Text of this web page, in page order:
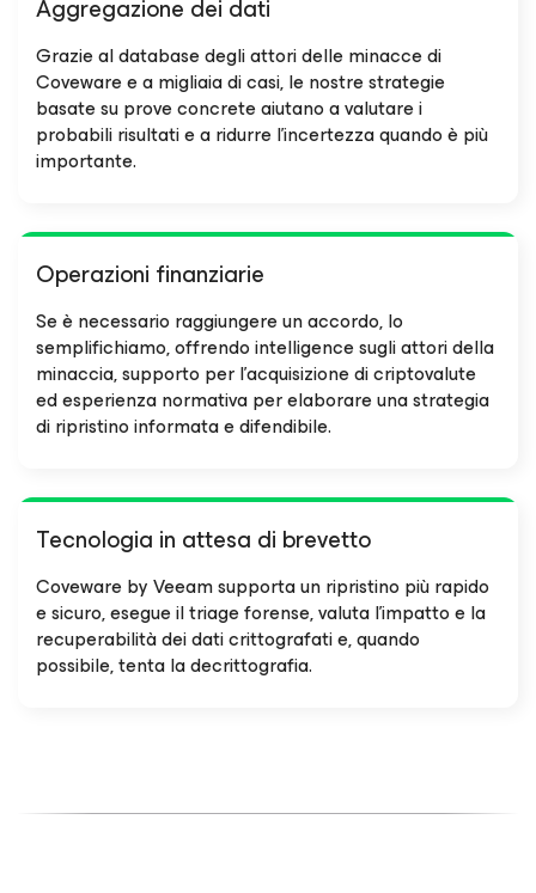
Aggregazione dei dati
Grazie al database degli attori delle minacce di
Coveware e a migliaia di casi, le nostre strategie
basate su prove concrete aiutano a valutare i
probabili risultati e a ridurre l'incertezza quando è più
importante.
Operazioni finanziarie
Se è necessario raggiungere un accordo, lo
semplifichiamo, offrendo intelligence sugli attori della
minaccia, supporto per l'acquisizione di criptovalute
ed esperienza normativa per elaborare una strategia
di ripristino informata e difendibile.
Tecnologia in attesa di brevetto
Coveware by Veeam supporta un ripristino più rapido
e sicuro, esegue il triage forense, valuta l'impatto e la
recuperabilità dei dati crittografati e, quando
possibile, tenta la decrittografia.